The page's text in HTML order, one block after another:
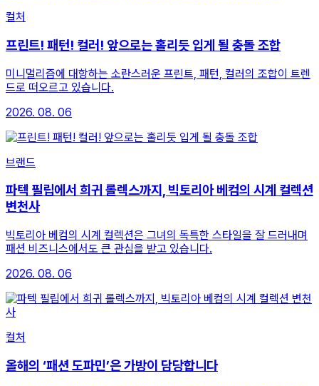
컬처
프린트! 패턴! 컬러! 앞으로는 홀리듯 입게 될 충돌 조합
미니멀리즘에 대항하는 소란스러운 프린트, 패턴, 컬러의 조합이 트렌
드로 떠오르고 있습니다.
2026. 08. 06
브랜드
파텍 필립에서 희귀 롤렉스까지, 빅토리아 베컴의 시계 컬렉션
변천사
빅토리아 베컴의 시계 컬렉션은 그녀의 독특한 스타일을 잘 드러내며
패션 비즈니스에서도 큰 관심을 받고 있습니다.
2026. 08. 06
컬처
올해의 ‘패션 도파민’은 가방이 담당합니다